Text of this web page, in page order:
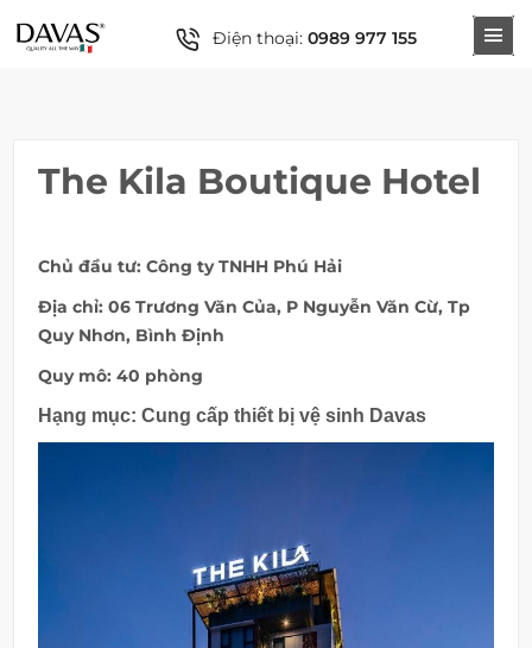
Điện thoại: 0989 977 155
The Kila Boutique Hotel
Chủ đầu tư: Công ty TNHH Phú Hải
Địa chỉ:06 Trương Văn Của, P Nguyễn Văn Cừ, Tp
Quy Nhơn, Bình Định
Quy mô: 40 phòng
Hạng mục: Cung cấp thiết bị vệ sinh Davas